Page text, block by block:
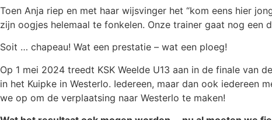
Toen Anja riep en met haar wijsvinger het “kom eens hier
zijn oogjes helemaal te fonkelen. Onze trainer gaat nog een
Soit … chapeau! Wat een prestatie – wat een ploeg!
Op 1 mei 2024 treedt KSK Weelde U13 aan in de finale van
in het Kuipke in Westerlo. Iedereen, maar dan ook iedereen
we op om de verplaatsing naar Westerlo te maken!